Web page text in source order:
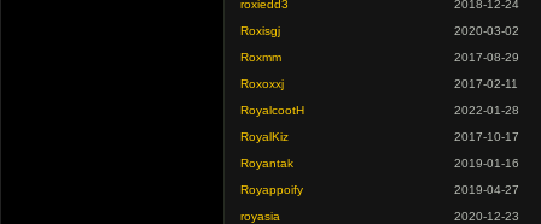
roxiedd3
2018-12-24
Roxisgj
2020-03-02
Roxmm
2017-08-29
Roxoxxj
2017-02-11
RoyalcootH
2022-01-28
RoyalKiz
2017-10-17
Royantak
2019-01-16
Royappoify
2019-04-27
royasia
2020-12-23